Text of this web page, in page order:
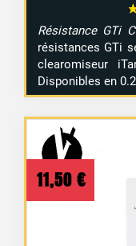
Résistance GTi
résistances GTi
clearomiseur
Disponibles en
11,50 €